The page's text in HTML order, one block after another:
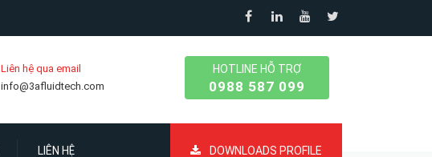
Liên hệ qua email
info@3afluidtech.com
HOTLINE HỖ TRỢ
0988 587 099
LIÊN HỆ DOWNLOADS PROFILE